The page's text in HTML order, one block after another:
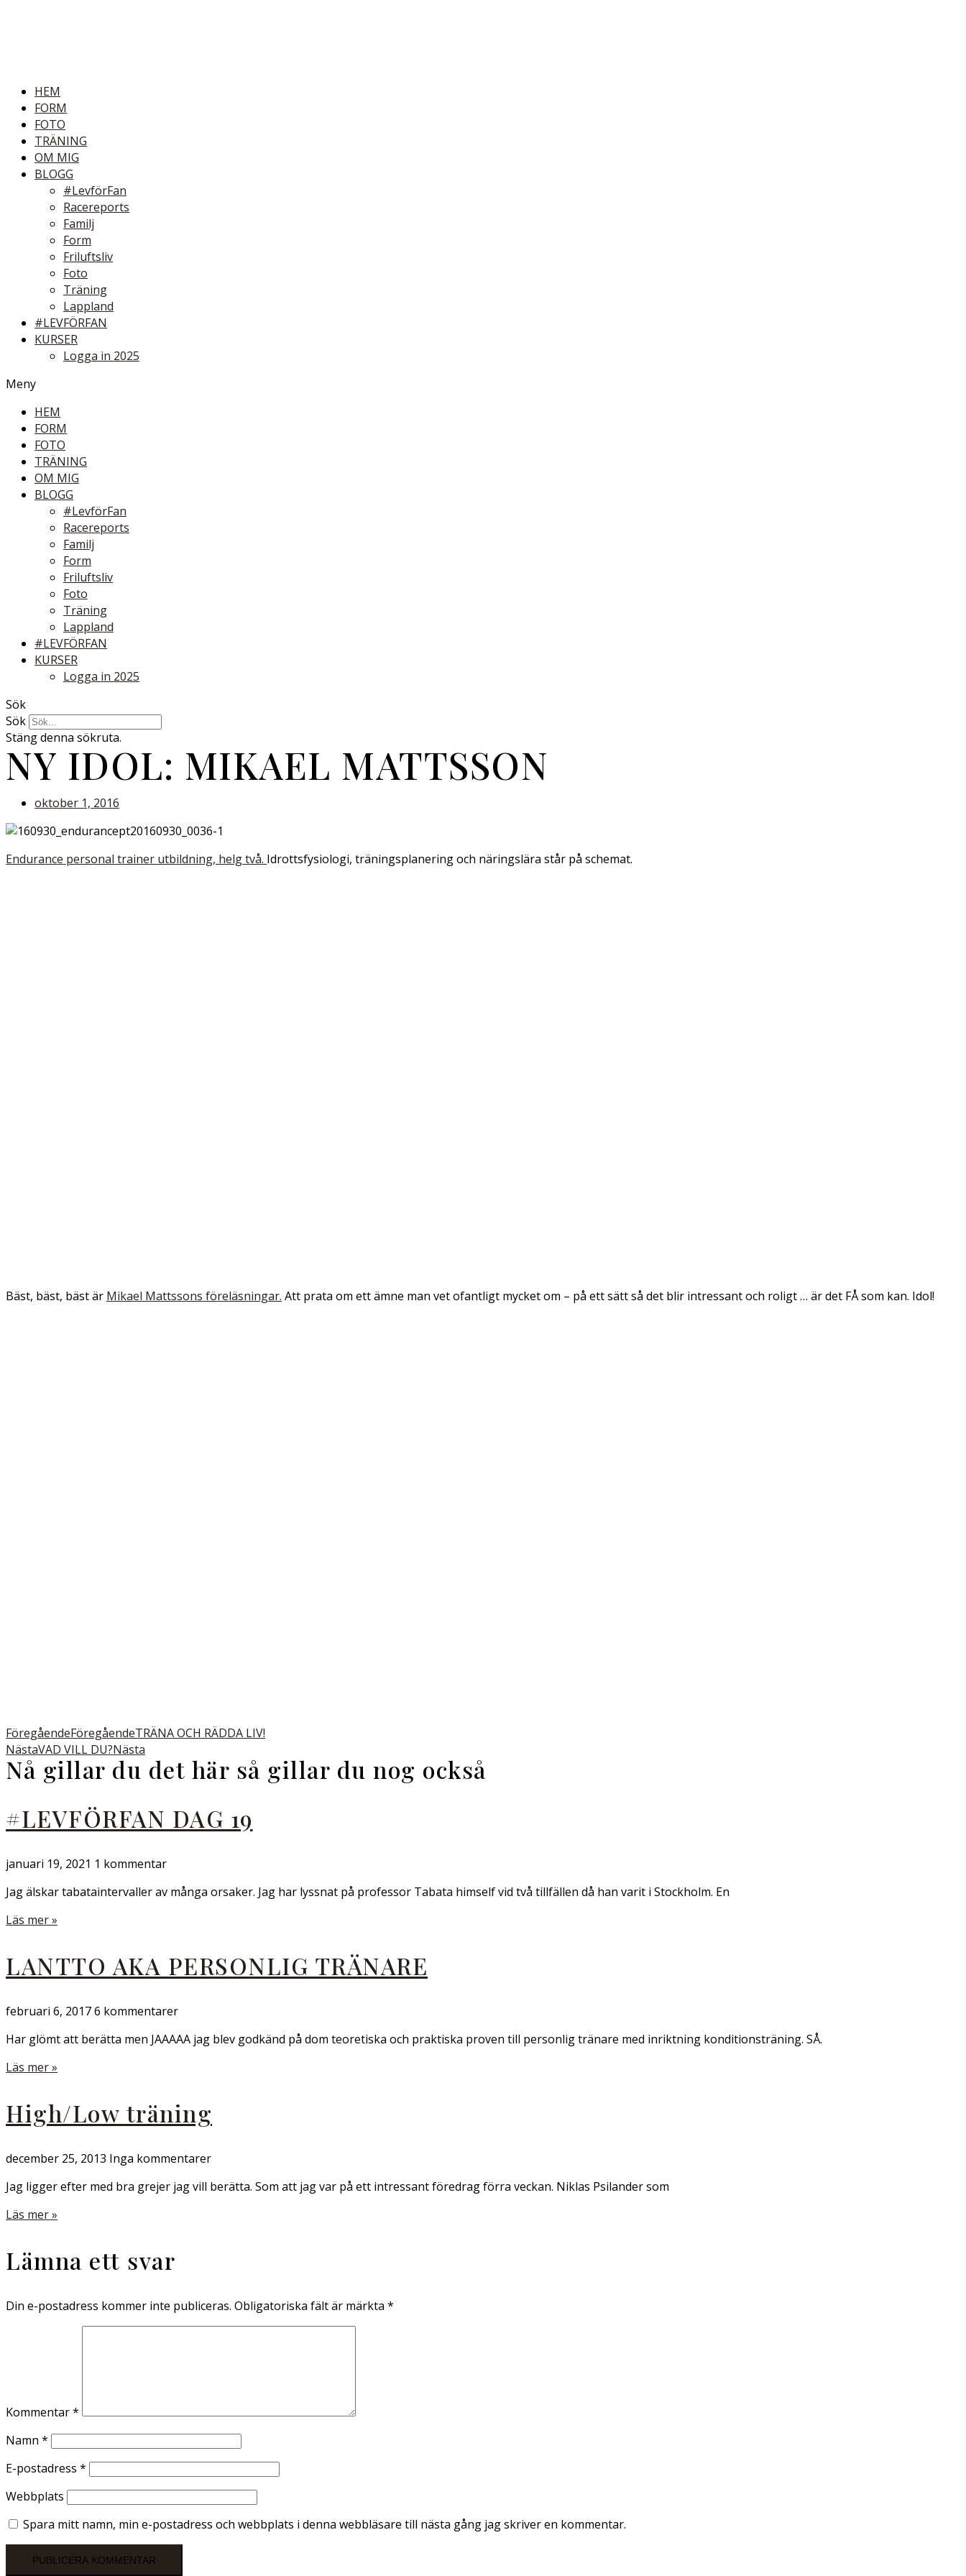
HEM
FORM
FOTO
TRÄNING
OM MIG
BLOGG
#LevförFan
Racereports
Familj
Form
Friluftsliv
Foto
Träning
Lappland
#LEVFÖRFAN
KURSER
Logga in 2025
Meny
HEM
FORM
FOTO
TRÄNING
OM MIG
BLOGG
#LevförFan
Racereports
Familj
Form
Friluftsliv
Foto
Träning
Lappland
#LEVFÖRFAN
KURSER
Logga in 2025
Sök
Sök
Stäng denna sökruta.
NY IDOL: MIKAEL MATTSSON
oktober 1, 2016
Endurance personal trainer utbildning, helg två. Idrottsfysiologi, träningsplanering och näringslära står på schemat.
Bäst, bäst, bäst är Mikael Mattssons föreläsningar. Att prata om ett ämne man vet ofantligt mycket om – på ett sätt så det blir intressant och roligt … är det FÅ som kan. Idol!
FöregåendeFöregåendeTRÄNA OCH RÄDDA LIV!
NästaVAD VILL DU?Nästa
Nå gillar du det här så gillar du nog också
#LEVFÖRFAN DAG 19
januari 19, 2021 1 kommentar
Jag älskar tabataintervaller av många orsaker. Jag har lyssnat på professor Tabata himself vid två tillfällen då han varit i Stockholm. En
Läs mer »
LANTTO AKA PERSONLIG TRÄNARE
februari 6, 20176 kommentarer
Har glömt att berätta men JAAAAA jag blev godkänd på dom teoretiska och praktiska proven till personlig tränare med inriktning konditionsträning. SÅ.
Läs mer »
High/Low träning
december 25, 2013 Inga kommentarer
Jag ligger efter med bra grejer jag vill berätta. Som att jag var på ett intressant föredrag förra veckan. Niklas Psilander som
Läs mer »
Lämna ett svar
Din e-postadress kommer inte publiceras. Obligatoriska fält är märkta *
Kommentar*
Namn *
E-postadress *
Webbplats
Spara mitt namn, min e-postadress och webbplats i denna webbläsare till nästa gång jag skriver en kommentar.